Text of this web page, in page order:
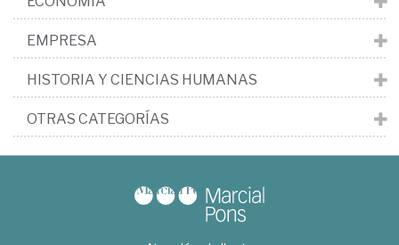
EMPRESA
HISTORIA Y CIENCIAS HUMANAS
OTRAS CATEGORÍAS